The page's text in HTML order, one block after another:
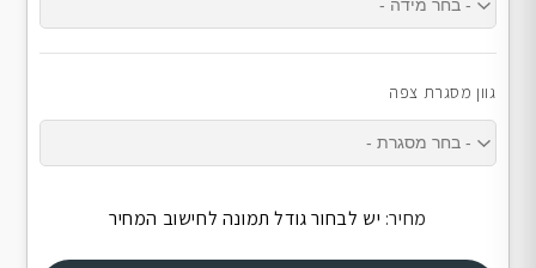
גוון מסגרת צפה
מחיר: יש לבחור גודל תמונה לחישוב המחיר